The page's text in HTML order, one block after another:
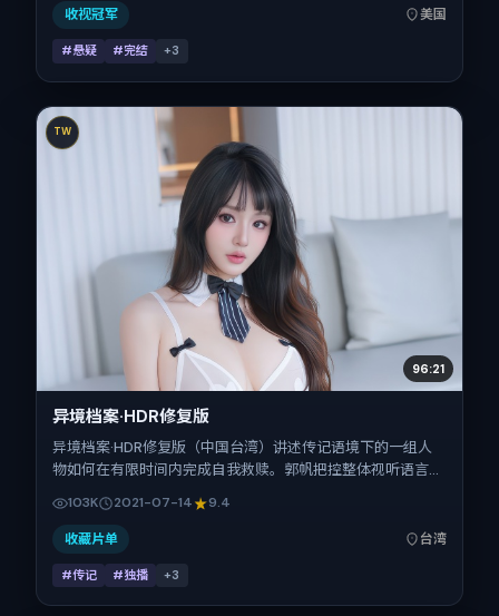
2020-01-28），全片165分钟，节奏张弛有度。
收视冠军 美国
#悬疑 #完结 +3
TW
96:21
异境档案·HDR修复版
异境档案·HDR修复版（中国台湾）讲述传记语境下的一组人
物如何在有限时间内完成自我救赎。郭帆把控整体视听语言，
演层次丰富。影片定于 2021-07-14 起陆续登陆院线与网络平
台，暑期档公映，片长96分钟。
103K 2021-07-14 9.4
收藏片单 台湾
#传记 #独播 +3